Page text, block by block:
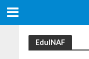
EduINAF